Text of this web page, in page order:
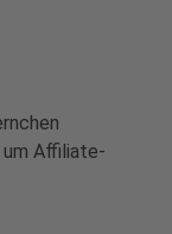
Affiliate-